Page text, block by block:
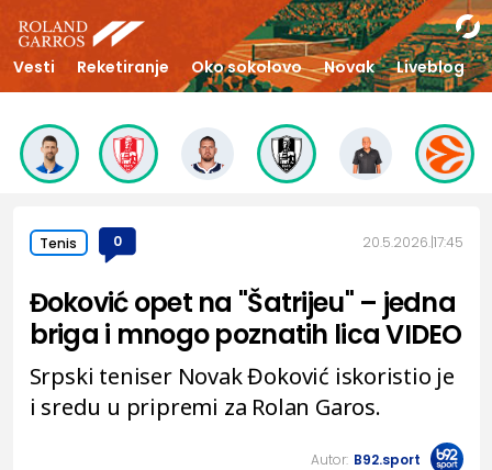
Vesti Reketiranje Oko sokolovo Novak Liveblog
Tenis 0 20.5.2026. 17:45
Đoković opet na "Šatrijeu" – jedna
briga i mnogo poznatih lica VIDEO
Srpski teniser Novak Đoković iskoristio je
i sredu u pripremi za Rolan Garos.
Autor: B92.sport